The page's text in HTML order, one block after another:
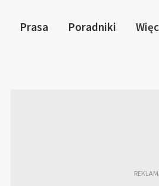
Prasa Poradniki